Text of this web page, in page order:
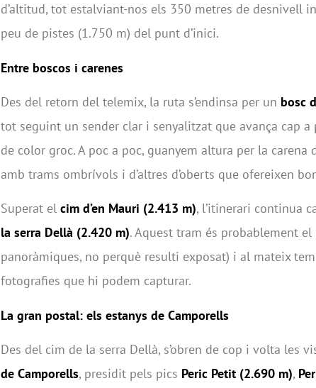
d’altitud, tot estalviant-nos els 350 metres de desnivell
peu de pistes (1.750 m) del punt d’inici.
Entre boscos i carenes
Des del retorn del telemix, la ruta s’endinsa per un bosc
tot seguint un sender clar i senyalitzat que avança cap
de color groc. A poc a poc, guanyem altura per la carena
amb trams ombrívols i d’altres d’oberts que ofereixen
Superat el cim d’en Mauri (2.413 m), l’itinerari continua
la serra Dellà (2.420 m). Aquest tram és probablement el
panoràmiques, no perquè resulti exposat) i al mateix
fotografies que hi podem capturar.
La gran postal: els estanys de Camporells
Des del cim de la serra Dellà, s’obren de cop i volta les
de Camporells, presidit pels pics Peric Petit (2.690 m),